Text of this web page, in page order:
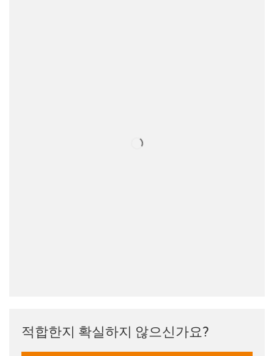
적합한지 확실하지 않으신가요?